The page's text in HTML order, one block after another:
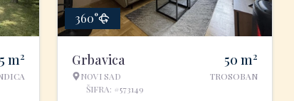
m2
360°
Grbavica
NOVI SAD
ŠIFRA: #573149
50 m2
TROSOBAN